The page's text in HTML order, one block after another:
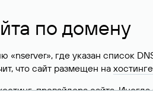
по домену
«nserver», где указан список
что сайт размещен на
провайдера сайта.